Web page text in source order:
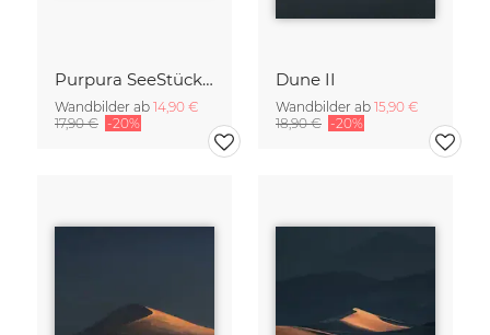
Purpura SeeStück No.18
Wandbilder ab 14,90 €
17,90 € -20%
Dune II
Wandbilder ab 15,90 €
18,90 € -20%